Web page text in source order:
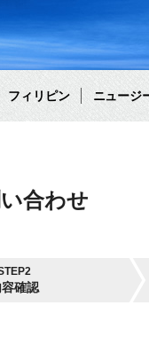
フィリピン ニュージ
合わせ
容確認